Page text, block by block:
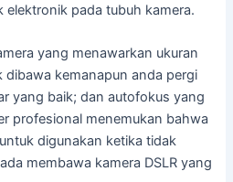
elektronik pada tubuh kamera.
yang menawarkan ukuran
kemanapun anda pergi
yang baik; dan autofokus yang
profesional menemukan bahwa
digunakan ketika tidak
membawa kamera DSLR yang